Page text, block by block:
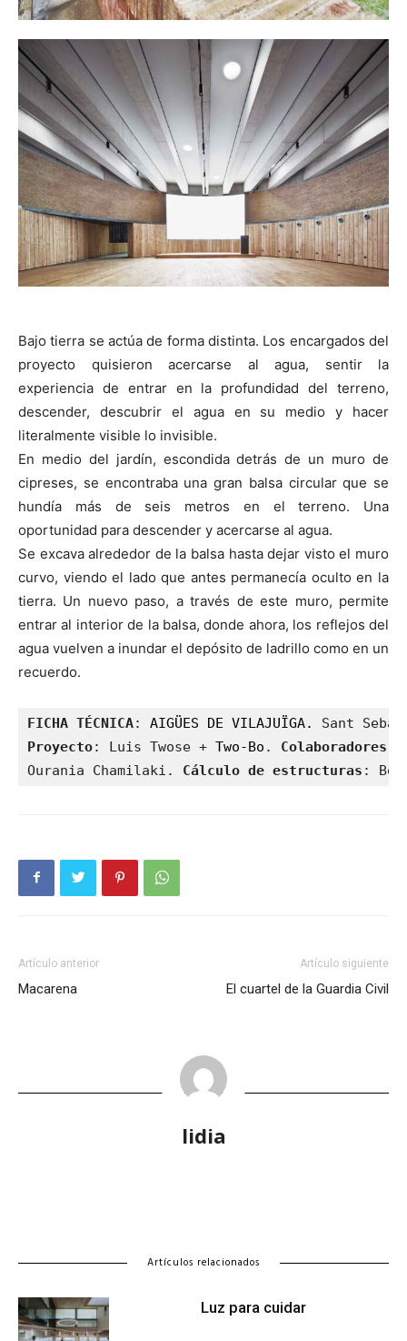
Bajo tierra se actúa de forma distinta. Los encargados del
proyecto quisieron acercarse al agua, sentir la
experiencia de entrar en la profundidad del terreno,
descender, descubrir el agua en su medio y hacer
literalmente visible lo invisible.
En medio del jardín, escondida detrás de un muro de
cipreses, se encontraba una gran balsa circular que se
hundía más de seis metros en el terreno. Una
oportunidad para descender y acercarse al agua.
Se excava alrededor de la balsa hasta dejar visto el muro
curvo, viendo el lado que antes permanecía oculto en la
tierra. Un nuevo paso, a través de este muro, permite
entrar al interior de la balsa, donde ahora, los reflejos del
agua vuelven a inundar el depósito de ladrillo como en un
recuerdo.
FICHA TÉCNICA: AIGÜES DE VILAJUÏGA.
Proyecto: Luis Twose + Two-Bo . Colaboradores
Ourania Chamilaki. Cálculo de estructuras :
Artículo anterior
Macarena
Artículo siguiente
El cuartel de la Guardia Civil
lidia
Artículos relacionados
Luz para cuidar